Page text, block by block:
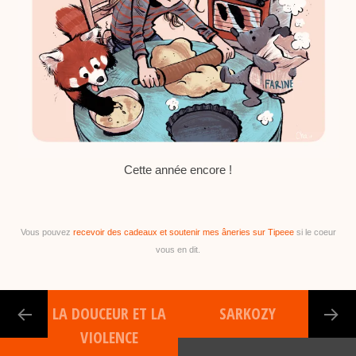
Cette année encore !
Vous pouvez recevoir des cadeaux et soutenir mes âneries sur Tipeeesi le coeur
vous en dit.
LA DOUCEUR ET LA
VIOLENCE
SARKOZY